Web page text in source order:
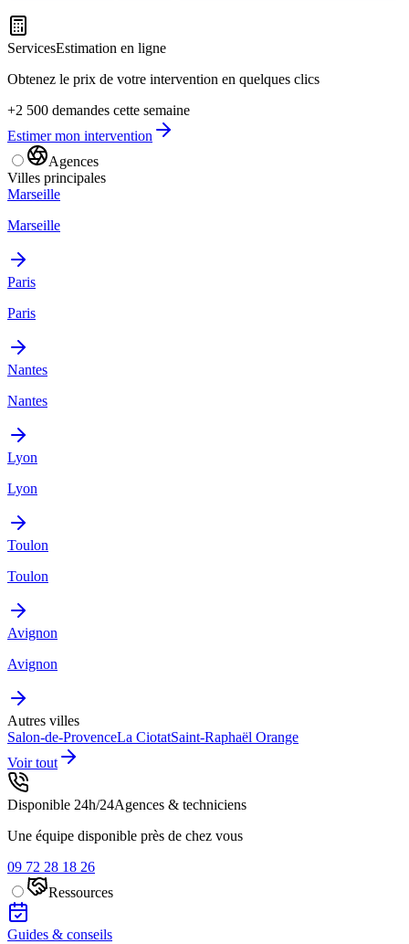
ServicesEstimation en ligne
Obtenez le prix de votre intervention en quelques clics
+2 500 demandes cette semaine
Estimer mon intervention
Agences
Villes principales
Marseille
Marseille
Paris
Paris
Nantes
Nantes
Lyon
Lyon
Toulon
Toulon
Avignon
Avignon
Autres villes
Salon-de-ProvenceLa CiotatSaint-Raphaël Orange
Voir tout
Disponible 24h/24Agences & techniciens
Une équipe disponible près de chez vous
09 72 28 18 26
Ressources
Guides & conseils